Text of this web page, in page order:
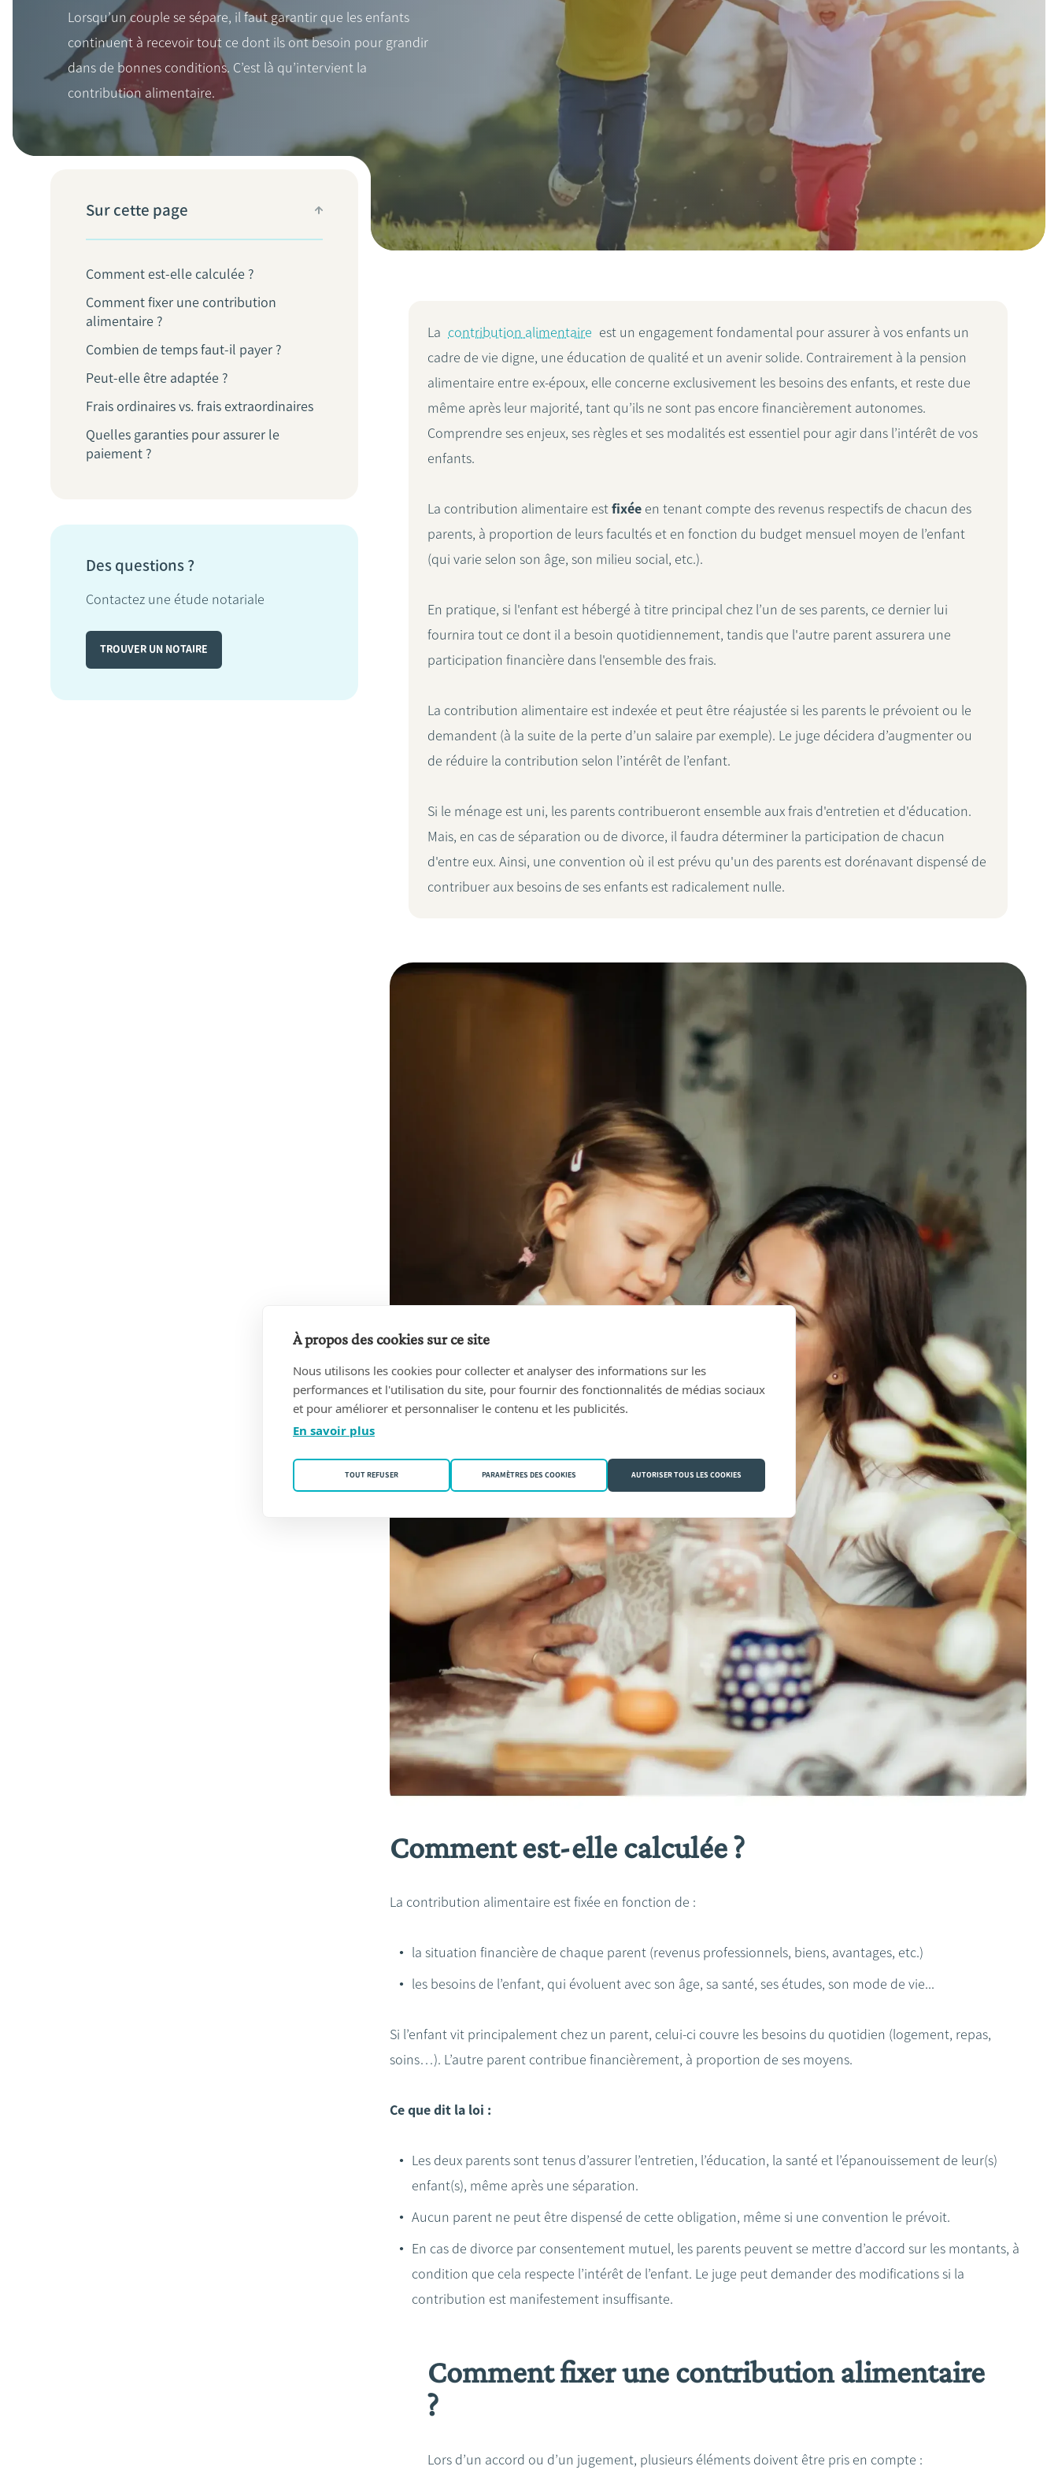
Lorsqu’un couple se sépare, il faut garantir que les enfants
continuent à recevoir tout ce dont ils ont besoin pour grandir
dans de bonnes conditions. C’est là qu’intervient la
contribution alimentaire.
Sur cette page
Comment est-elle calculée ?
Comment fixer une contribution
alimentaire ?
Combien de temps faut-il payer ?
Peut-elle être adaptée ?
Frais ordinaires vs. frais extraordinaires
Quelles garanties pour assurer le
paiement ?
Des questions ?
Contactez une étude notariale
TROUVER UN NOTAIRE
La contribution alimentaire est un engagement fondamental pour assurer à vos enfants un
cadre de vie digne, une éducation de qualité et un avenir solide. Contrairement à la pension
alimentaire entre ex-époux, elle concerne exclusivement les besoins des enfants, et reste due
même après leur majorité, tant qu’ils ne sont pas encore financièrement autonomes.
Comprendre ses enjeux, ses règles et ses modalités est essentiel pour agir dans l’intérêt de vos
enfants.
La contribution alimentaire estfixée en tenant compte des revenus respectifs de chacun des
parents, à proportion de leurs facultés et en fonction du budget mensuel moyen de l’enfant
(qui varie selon son âge, son milieu social, etc.).
En pratique, si l'enfant est hébergé à titre principal chez l’un de ses parents, ce dernier lui
fournira tout ce dont il a besoin quotidiennement, tandis que l'autre parent assurera une
participation financière dans l'ensemble des frais.
La contribution alimentaire est indexée et peut être réajustée si les parents le prévoient ou le
demandent (à la suite de la perte d’un salaire par exemple). Le juge décidera d’augmenter ou
de réduire la contribution selon l’intérêt de l’enfant.
Si le ménage est uni, les parents contribueront ensemble aux frais d'entretien et d'éducation.
Mais, en cas de séparation ou de divorce, il faudra déterminer la participation de chacun
d'entre eux. Ainsi, une convention où il est prévu qu'un des parents est dorénavant dispensé de
contribuer aux besoins de ses enfants est radicalement nulle.
Comment est-elle calculée ?
La contribution alimentaire est fixée en fonction de :
la situation financière de chaque parent (revenus professionnels, biens, avantages, etc.)
les besoins de l’enfant, qui évoluent avec son âge, sa santé, ses études, son mode de vie...
Si l’enfant vit principalement chez un parent, celui-ci couvre les besoins du quotidien (logement, repas,
soins…). L’autre parent contribue financièrement, à proportion de ses moyens.
Ce que dit la loi :
Les deux parents sont tenus d’assurer l’entretien, l’éducation, la santé et l’épanouissement de leur(s)
enfant(s), même après une séparation.
Aucun parent ne peut être dispensé de cette obligation, même si une convention le prévoit.
En cas de divorce par consentement mutuel, les parents peuvent se mettre d’accord sur les montants, à
condition que cela respecte l’intérêt de l’enfant. Le juge peut demander des modifications si la
contribution est manifestement insuffisante.
Comment fixer une contribution alimentaire
?
Lors d’un accord ou d’un jugement, plusieurs éléments doivent être pris en compte :
À propos des cookies sur ce site
Nous utilisons les cookies pour collecter et analyser des informations sur les
performances et l'utilisation du site, pour fournir des fonctionnalités de médias sociaux
et pour améliorer et personnaliser le contenu et les publicités.
En savoir plus
TOUT REFUSER PARAMÈTRES DES COOKIES AUTORISER TOUS LES COOKIES